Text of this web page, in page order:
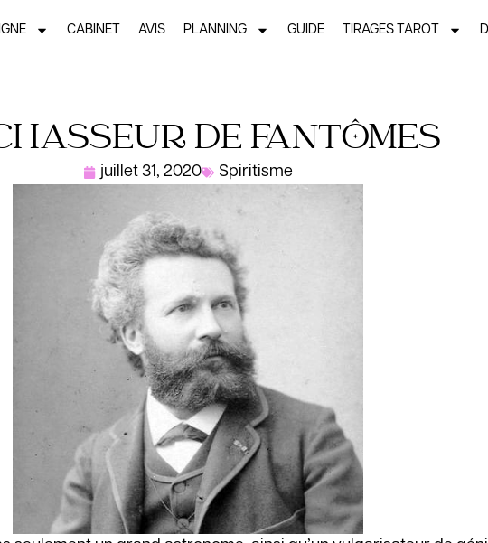
CABINET AVIS PLANNING GUIDE TIRAGES TAROT
DE FANTÔMES
juillet 31, 2020 Spiritisme